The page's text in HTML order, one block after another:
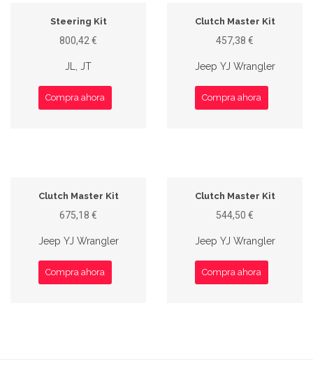
Steering Kit
800,42 €
JL, JT
Compra ahora
Clutch Master Kit
457,38 €
Jeep YJ Wrangler
Compra ahora
Clutch Master Kit
675,18 €
Jeep YJ Wrangler
Compra ahora
Clutch Master Kit
544,50 €
Jeep YJ Wrangler
Compra ahora